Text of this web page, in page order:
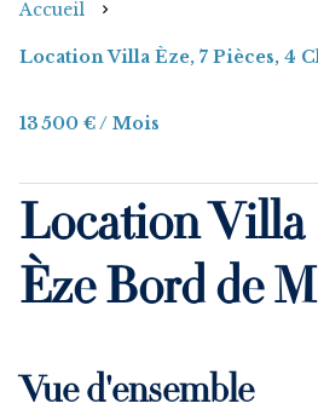
Accueil
Location Villa Èze, 7 Pièces, 4
13 500 € / Mois
Location Villa
Èze Bord de
Vue d'ensemble